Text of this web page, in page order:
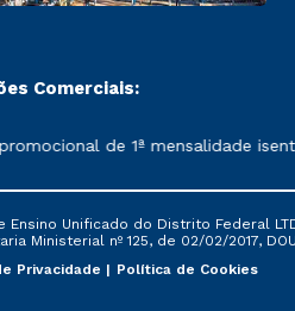
Comerciais:
de rematrícula conforme
de 1ª mensalidade
Ensino Unificado do Distrito Federal
Ministerial nº 125, de 02/02/2017,
Privacidade
Política de Cookies